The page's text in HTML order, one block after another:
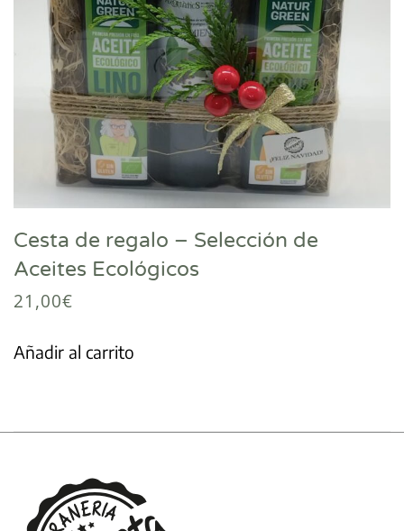
Cesta de regalo – Selección de
Aceites Ecológicos
21,00€
Añadir al carrito